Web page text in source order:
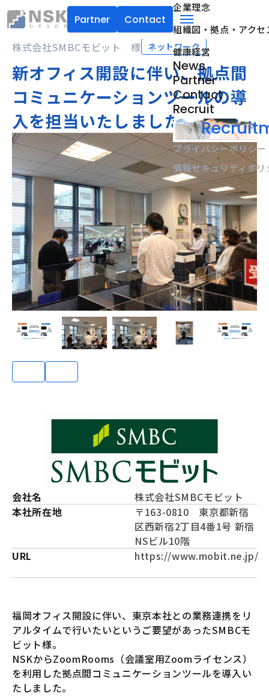
NSK株式会社
Partner Contact
menu
企業理念
組織図・拠点・アクセ
健康経営
News
Partner
Contact
Recruit
プライバシーポリシー
情報セキュリティポリ
株式会社SMBCモビット 様 ネットワーク
新オフィス開設に伴い、拠点間
コミュニケーションツールの導
入を担当いたしました
会社名
株式会社SMBCモビット
本社所在地
〒163-0810 東京都新宿
区西新宿2丁目4番1号 新宿
NSビル10階
URL
https://www.mobit.ne.jp/
福岡オフィス開設に伴い、東京本社との業務連携をリ
アルタイムで行いたいというご要望があったSMBCモ
ビット様。
NSKからZoomRooms（会議室用Zoomライセンス）
を利用した拠点間コミュニケーションツールを導入い
たしました。